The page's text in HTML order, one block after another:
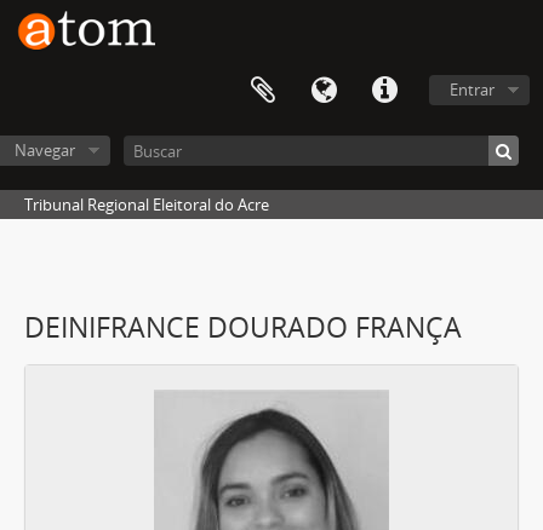
Entrar
Navegar
Tribunal Regional Eleitoral do Acre
DEINIFRANCE DOURADO FRANÇA